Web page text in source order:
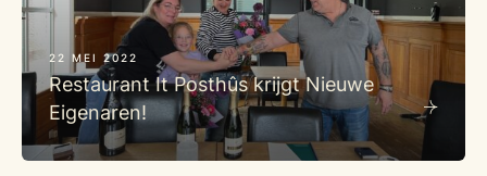
22 MEI 2022
Restaurant It Posthûs krijgt Nieuwe
Eigenaren!